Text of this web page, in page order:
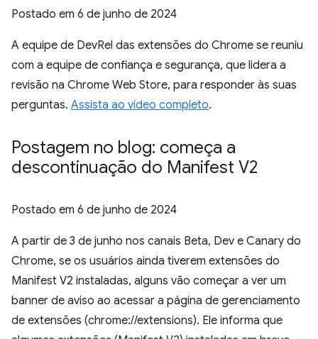
Postado em 6 de junho de 2024
A equipe de DevRel das extensões do Chrome se reuniu
com a equipe de confiança e segurança, que lidera a
revisão na Chrome Web Store, para responder às suas
perguntas. Assista ao vídeo completo.
Postagem no blog: começa a
descontinuação do Manifest V2
Postado em 6 de junho de 2024
A partir de 3 de junho nos canais Beta, Dev e Canary do
Chrome, se os usuários ainda tiverem extensões do
Manifest V2 instaladas, alguns vão começar a ver um
banner de aviso ao acessar a página de gerenciamento
de extensões (chrome://extensions). Ele informa que